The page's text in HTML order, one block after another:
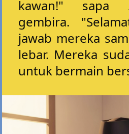
kawan!" sapa
gembira.
jawab mereka
lebar. Mereka
untuk bermain